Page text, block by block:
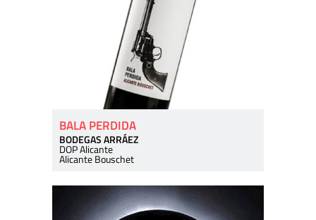
BALA PERDIDA
BODEGAS ARRÁEZ
DOP Alicante
Alicante Bouschet